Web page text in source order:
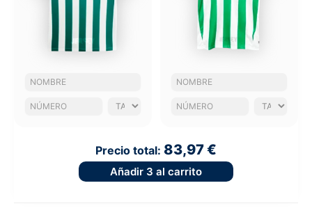
Precio total: 83,97 €
Añadir 3 al carrito